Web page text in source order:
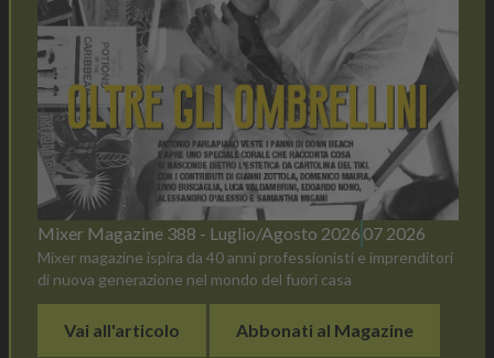
Mixer Magazine 388 - Luglio/Agosto 2026 07 2026
Mixer magazine ispira da 40 anni professionisti e imprenditori
di nuova generazione nel mondo del fuori casa
Vai all'articolo Abbonati al Magazine